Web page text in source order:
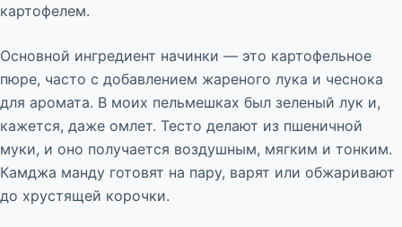
картофелем.
Основной ингредиент начинки — это картофельное
пюре, часто с добавлением жареного лука и чеснока
для аромата. В моих пельмешках был зеленый лук и,
кажется, даже омлет. Тесто делают из пшеничной
муки, и оно получается воздушным, мягким и тонким.
Камджа манду готовят на пару, варят или обжаривают
до хрустящей корочки.